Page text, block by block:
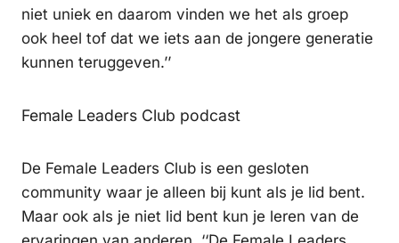
niet uniek en daarom vinden we het als groep
ook heel tof dat we iets aan de jongere generatie
kunnen teruggeven.’’
Female Leaders Club podcast
De Female Leaders Club is een gesloten
community waar je alleen bij kunt als je lid bent.
Maar ook als je niet lid bent kun je leren van de